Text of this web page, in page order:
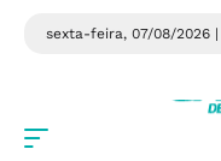
sexta-feira, 07/08/2026 |